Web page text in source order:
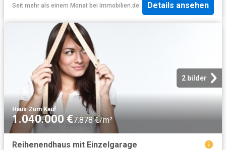
Seit mehr als einem Monat bei Immobilien.de Details ansehen
2 bilder
Haus·Zum Kauf
1.040.000 €7.878 €/m²
Reihenendhaus mit Einzelgarage